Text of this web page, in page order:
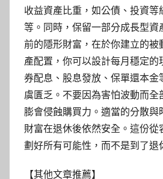
收益資產比重，如公債、投資等
等。同時，保留一部分成長型資
前的隱形財富，在於你建立的被
產配置，你可以設計每月穩定的
券配息、股息發放、保單還本金
虞匱乏。不要因為害怕波動而全
膨會侵蝕購買力。適當的分散與
財富在退休後依然安全。這份從
劃好所有可能性，而不是到了退
【其他文章推薦】